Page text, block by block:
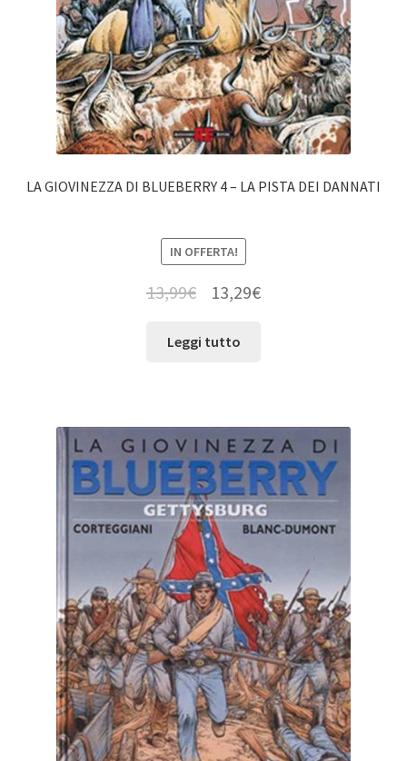
LA GIOVINEZZA DI BLUEBERRY 4 – LA PISTA DEI DANNATI
IN OFFERTA!
13,99€ 13,29€
Leggi tutto